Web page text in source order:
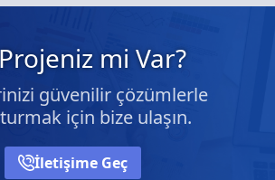
mi Var?
güvenilir çözümlerle
için bize ulaşın.
İletişime Geç